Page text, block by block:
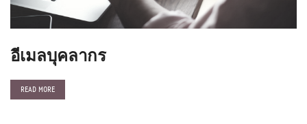
อีเมลบุคลากร
READ MORE